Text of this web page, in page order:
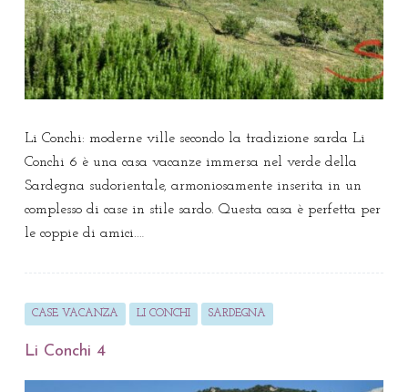
Li Conchi: moderne ville secondo la tradizione sarda Li
Conchi 6 è una casa vacanze immersa nel verde della
Sardegna sudorientale, armoniosamente inserita in un
complesso di case in stile sardo. Questa casa è perfetta per
le coppie di amici.…
CASE VACANZA LI CONCHI SARDEGNA
Li Conchi 4